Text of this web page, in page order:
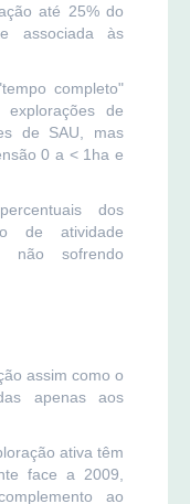
até 25% do
associada às
completo"
de
de SAU, mas
0 a < 1ha e
dos
de atividade
não sofrendo
assim como o
apenas aos
ativa têm
face a 2009,
ao